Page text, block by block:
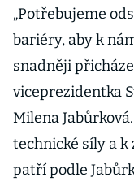
„Potřebujeme
bariéry, aby k
snadněji
viceprezidentka
Milena
technické síly a k
patří podle